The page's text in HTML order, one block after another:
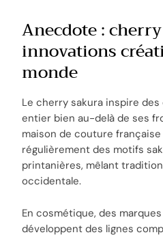
Anecdote :
innovations
monde
Le cherry sakura inspire
entier bien au-delà de ses
maison de couture française
régulièrement des motifs
printanières, mêlant
occidentale.
En cosmétique, des
développent des lignes